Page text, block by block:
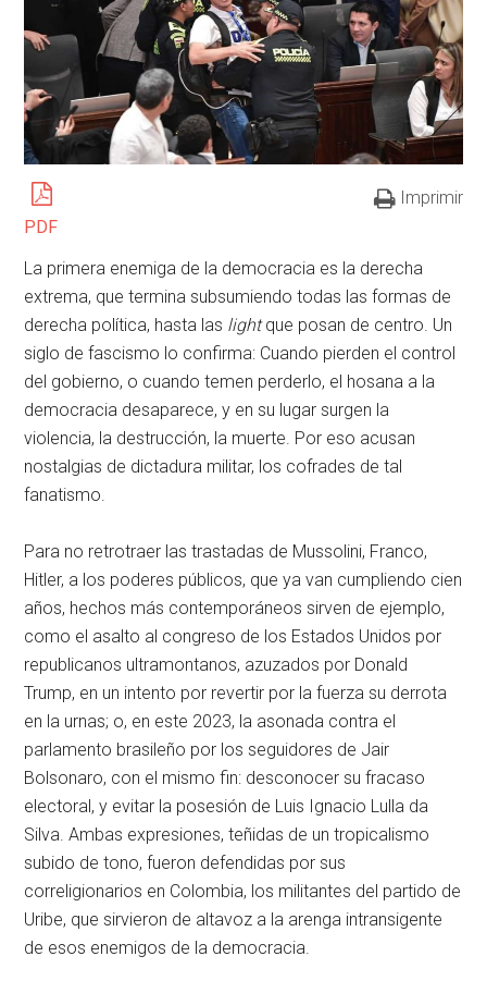
PDF
Imprimir
La primera enemiga de la democracia es la derecha
extrema, que termina subsumiendo todas las formas de
derecha política, hasta las lightque posan de centro. Un
siglo de fascismo lo confirma: Cuando pierden el control
del gobierno, o cuando temen perderlo, el hosana a la
democracia desaparece, y en su lugar surgen la
violencia, la destrucción, la muerte. Por eso acusan
nostalgias de dictadura militar, los cofrades de tal
fanatismo.
Para no retrotraer las trastadas de Mussolini, Franco,
Hitler, a los poderes públicos, que ya van cumpliendo cien
años, hechos más contemporáneos sirven de ejemplo,
como el asalto al congreso de los Estados Unidos por
republicanos ultramontanos, azuzados por Donald
Trump, en un intento por revertir por la fuerza su derrota
en la urnas; o, en este 2023, la asonada contra el
parlamento brasileño por los seguidores de Jair
Bolsonaro, con el mismo fin: desconocer su fracaso
electoral, y evitar la posesión de Luis Ignacio Lulla da
Silva. Ambas expresiones, teñidas de un tropicalismo
subido de tono, fueron defendidas por sus
correligionarios en Colombia, los militantes del partido de
Uribe, que sirvieron de altavoz a la arenga intransigente
de esos enemigos de la democracia.